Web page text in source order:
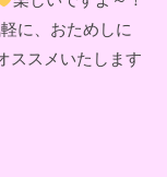
に、おためしに
ススメいたします